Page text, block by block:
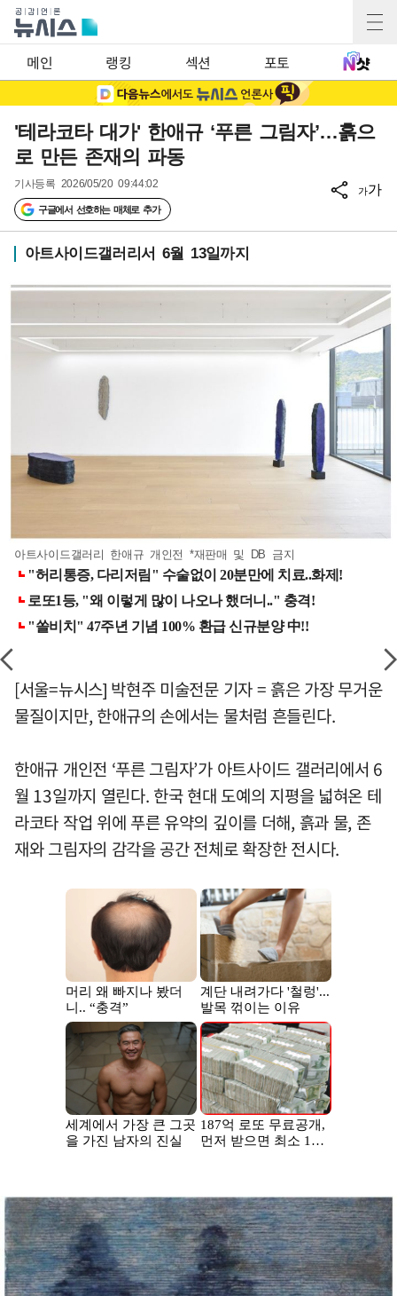
메인 랭킹 섹션 포토
'테라코타 대가' 한애규 ‘푸른 그림자’…흙으
로 만든 존재의 파동
기사등록 2026/05/20 09:44:02
구글에서 선호하는 매체로 추가
가가
아트사이드갤러리서 6월 13일까지
아트사이드갤러리 한애규 개인전 *재판매 및 DB 금지
[서울=뉴시스] 박현주 미술전문 기자 = 흙은 가장 무거운
물질이지만, 한애규의 손에서는 물처럼 흔들린다.
한애규 개인전 ‘푸른 그림자’가 아트사이드 갤러리에서 6
월 13일까지 열린다. 한국 현대 도예의 지평을 넓혀온 테
라코타 작업 위에 푸른 유약의 깊이를 더해, 흙과 물, 존
재와 그림자의 감각을 공간 전체로 확장한 전시다.